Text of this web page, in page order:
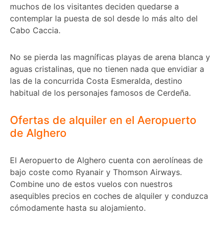
muchos de los visitantes deciden quedarse a
contemplar la puesta de sol desde lo más alto del
Cabo Caccia.
No se pierda las magníficas playas de arena blanca y
aguas cristalinas, que no tienen nada que envidiar a
las de la concurrida Costa Esmeralda, destino
habitual de los personajes famosos de Cerdeña.
Ofertas de alquiler en el Aeropuerto
de Alghero
El Aeropuerto de Alghero cuenta con aerolíneas de
bajo coste como Ryanair y Thomson Airways.
Combine uno de estos vuelos con nuestros
asequibles precios en coches de alquiler y conduzca
cómodamente hasta su alojamiento.